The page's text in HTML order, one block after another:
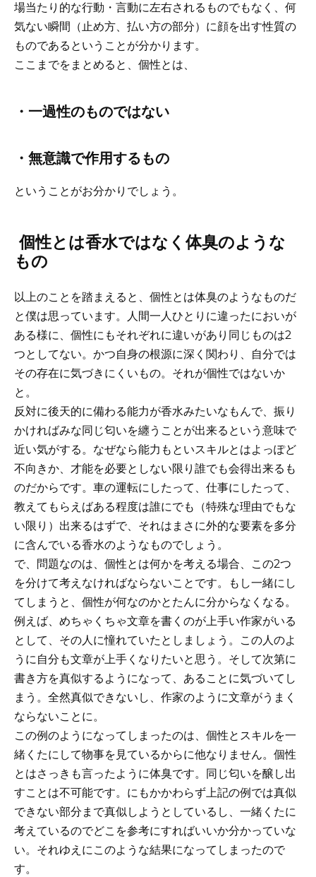
場当たり的な行動・言動に左右されるものでもなく、何
気ない瞬間（止め方、払い方の部分）に顔を出す性質の
ものであるということが分かります。
ここまでをまとめると、個性とは、
・一過性のものではない
・無意識で作用するもの
ということがお分かりでしょう。
個性とは香水ではなく体臭のような
もの
以上のことを踏まえると、個性とは体臭のようなものだ
と僕は思っています。人間一人ひとりに違ったにおいが
ある様に、個性にもそれぞれに違いがあり同じものは2
つとしてない。かつ自身の根源に深く関わり、自分では
その存在に気づきにくいもの。それが個性ではないか
と。
反対に後天的に備わる能力が香水みたいなもんで、振り
かければみな同じ匂いを纏うことが出来るという意味で
近い気がする。なぜなら能力もといスキルとはよっぽど
不向きか、才能を必要としない限り誰でも会得出来るも
のだからです。車の運転にしたって、仕事にしたって、
教えてもらえばある程度は誰にでも（特殊な理由でもな
い限り）出来るはずで、それはまさに外的な要素を多分
に含んでいる香水のようなものでしょう。
で、問題なのは、個性とは何かを考える場合、この2つ
を分けて考えなければならないことです。もし一緒にし
てしまうと、個性が何なのかとたんに分からなくなる。
例えば、めちゃくちゃ文章を書くのが上手い作家がいる
として、その人に憧れていたとしましょう。この人のよ
うに自分も文章が上手くなりたいと思う。そして次第に
書き方を真似するようになって、あることに気づいてし
まう。全然真似できないし、作家のように文章がうまく
ならないことに。
この例のようになってしまったのは、個性とスキルを一
緒くたにして物事を見ているからに他なりません。個性
とはさっきも言ったように体臭です。同じ匂いを醸し出
すことは不可能です。にもかかわらず上記の例では真似
できない部分まで真似しようとしているし、一緒くたに
考えているのでどこを参考にすればいいか分かっていな
い。それゆえにこのような結果になってしまったので
す。